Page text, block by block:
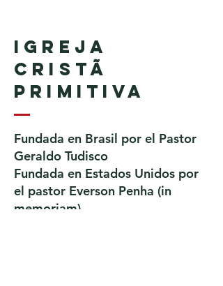
Igreja
Cristã
Primitiva
Fundada en Brasil por el Pastor
Geraldo Tudisco
Fundada en Estados Unidos por
el pastor Everson Penha ​(in
memoriam)